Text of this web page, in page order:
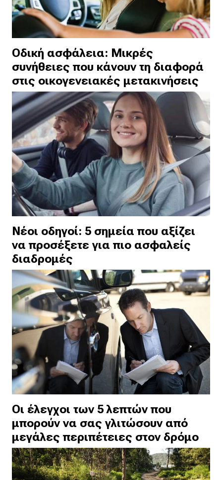
Οδική ασφάλεια: Μικρές
συνήθειες που κάνουν τη διαφορά
στις οικογενειακές μετακινήσεις
Νέοι οδηγοί: 5 σημεία που αξίζει
να προσέξετε για πιο ασφαλείς
διαδρομές
Οι έλεγχοι των 5 λεπτών που
μπορούν να σας γλιτώσουν από
μεγάλες περιπέτειες στον δρόμο